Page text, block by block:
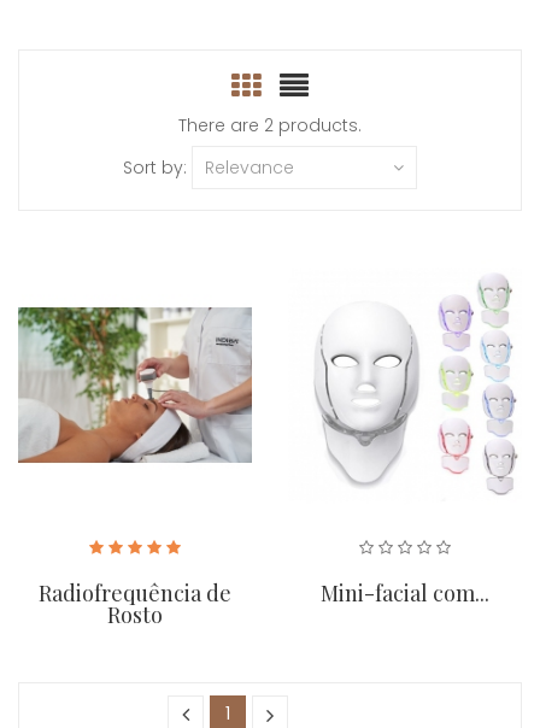
There are 2 products.
Sort by:
Relevance
Radiofrequência de
Rosto
Mini-facial com...
1